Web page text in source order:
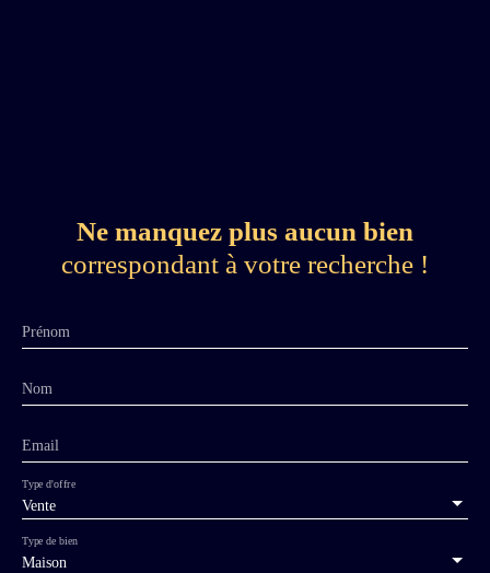
Ne manquez plus aucun bien
correspondant à votre recherche !
Prénom
Nom
Email
Vente
Type d'offre
Maison
Type de bien